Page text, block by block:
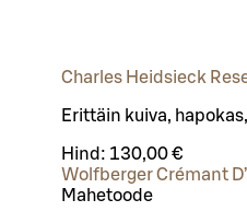
Charles Heidsieck
Erittäin kuiva,
Hind: 130,00 €
Wolfberger Crémant
Mahetoode